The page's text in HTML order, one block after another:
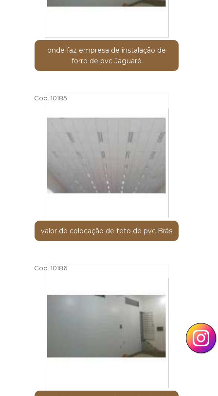
onde faz empresa de instalação de
forro de pvc Jaguaré
Cod.:10185
valor de colocação de teto de pvc Brás
Cod.:10186